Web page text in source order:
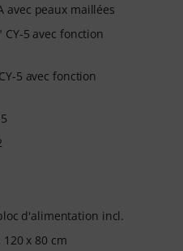
par e-mail.
après
avec peaux maillées
5 avec fonction
5 avec fonction
d'alimentation incl.
x 80 cm